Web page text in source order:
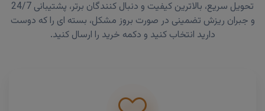
تحویل سریع، بالاترین کیفیت و دنبال کنندگان برتر، پشتیبانی 24/7
و جبران ریزش تضمینی در صورت بروز مشکل، بسته ای را که دوست
دارید انتخاب کنید و دکمه خرید را ارسال کنید.